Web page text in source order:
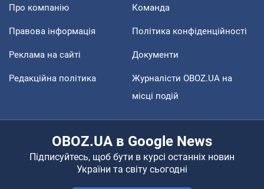
Про компанію Команда
Правова інформація Політика конфіденційності
Реклама на сайті Документи
Редакційна політика
Журналісти OBOZ.UA на
місці подій
OBOZ.UA в Google News
Підписуйтесь, щоб бути в курсі останніх новин
України та світу сьогодні